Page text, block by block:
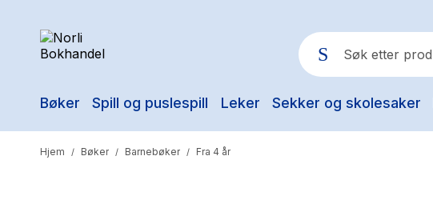
Bøker Spill og puslespill Leker Sekker og skolesaker
Populære søk
Hjem / Bøker / Barnebøker / Fra 4 år